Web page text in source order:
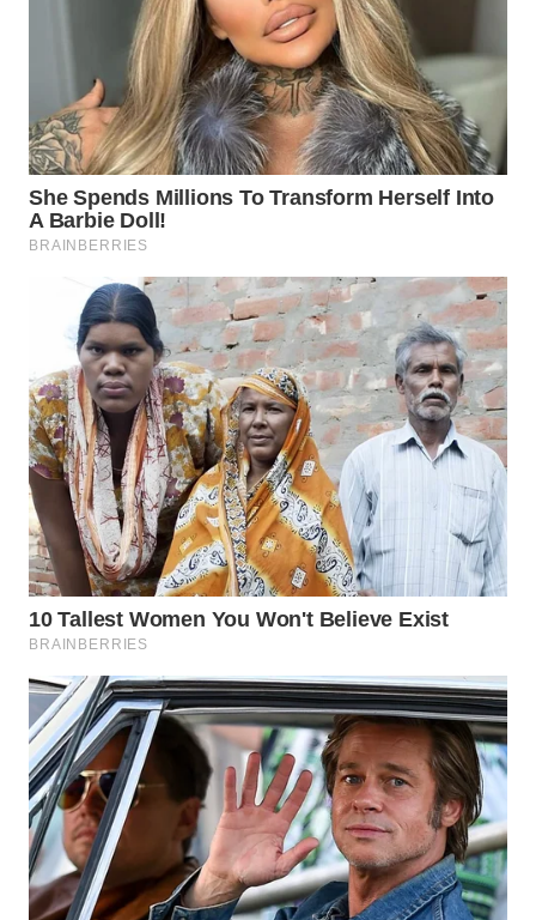
KARAWANG
WN
BEKASI
WN
WN
DEPOK
WN
TAPANULI
UTARA
WN
SAMOSIR
WN
PADANG
WN
SUMEDANG
WN
CIANJUR
WN